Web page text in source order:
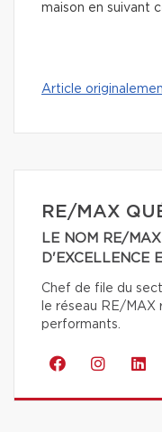
maison en suivant
Article
RE/MAX
LE NOM RE/
D'EXCELLENCE
Chef de file du
le réseau RE/MAX
performants.